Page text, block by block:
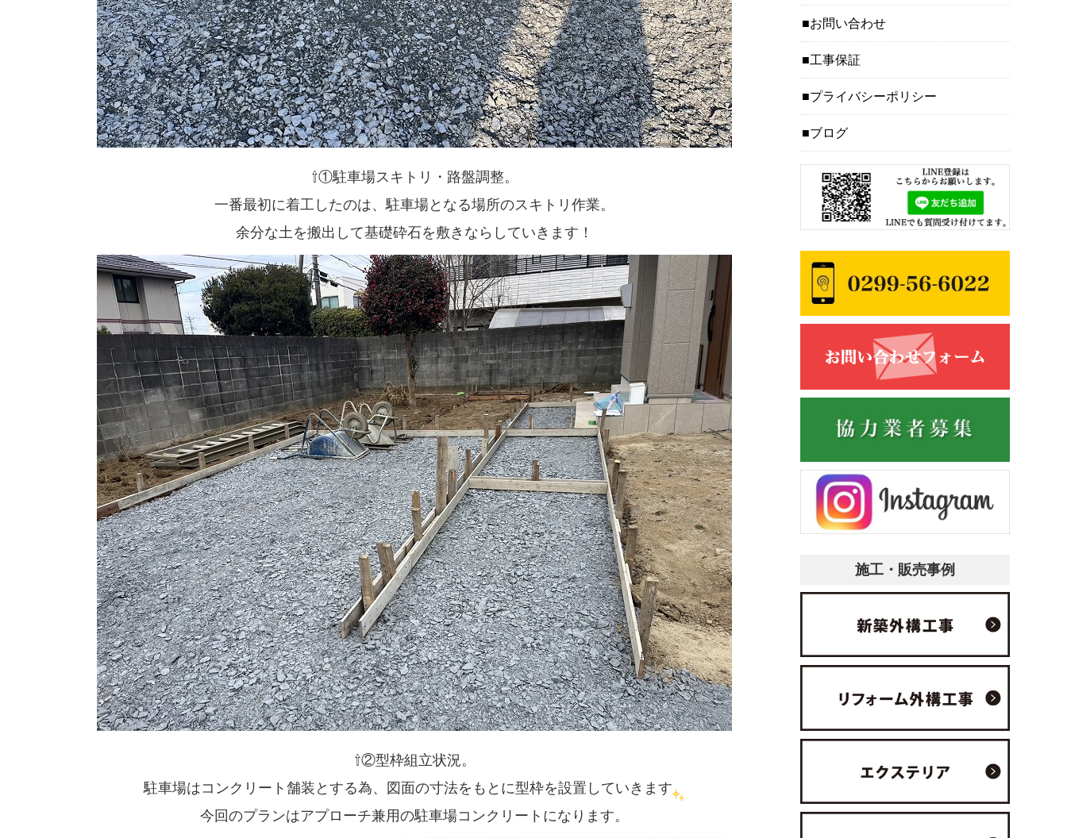
⇧①駐車場スキトリ・路盤調整。
一番最初に着工したのは、駐車場となる場所のスキトリ作業。
余分な土を搬出して基礎砕石を敷きならしていきます！
⇧②型枠組立状況。
駐車場はコンクリート舗装とする為、図面の寸法をもとに型枠を設置していきます
今回のプランはアプローチ兼用の駐車場コンクリートになります。
お問い合わせ
工事保証
プライバシーポリシー
ブログ
施工・販売事例